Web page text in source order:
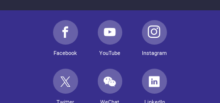
Facebook YouTube Instagram